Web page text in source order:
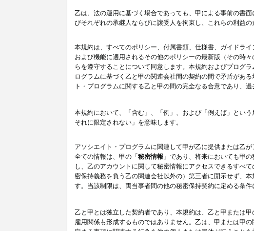
乙は、法の運用に基づく場合であっても、甲による事前の書
びそれぞれの承継人ならびに譲受人を拘束し、これらの利益
本規約は、すべてのポリシー、付属書類、仕様書、ガイドラ
および機能に適用されるその他のポリシーの最新版（その時
らを遵守することについて同意します。本規約およびプログ
ログラムに基づく乙と甲の関連会社間の契約の間で矛盾があ
ト・プログラムに関する乙と甲の間の完全なる合意であり、
本規約において、「含む」、「例」、および「例えば」とい
それに限定されない」を意味します。
アソシエイト・プログラムに関連して甲が乙に提供または乙
全ての情報は、甲の「秘密情報 」であり、将来においても甲
し、乙のアカウントに関して秘密情報にアクセスできるすべ
密保持義務を負う乙の関連会社以外の）第三者に開示せず、
す。当該制限は、両当事者間の他の秘密保持契約に定める条
乙と甲とは独立した契約者であり、本規約は、乙と甲または
雇用関係も形成するものではありません。乙は、甲または甲